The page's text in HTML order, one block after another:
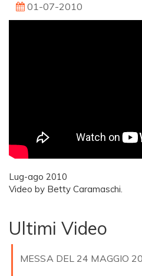
01-07-2010
Lug-ago 2010
Video by Betty Caramaschi.
Ultimi Video
MESSA DEL 24 MAGGIO